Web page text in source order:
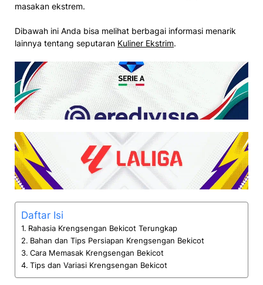
masakan ekstrem.
Dibawah ini Anda bisa melihat berbagai informasi menarik
lainnya tentang seputaran Kuliner Ekstrim.
Daftar Isi
Rahasia Krengsengan Bekicot Terungkap
Bahan dan Tips Persiapan Krengsengan Bekicot
Cara Memasak Krengsengan Bekicot
Tips dan Variasi Krengsengan Bekicot